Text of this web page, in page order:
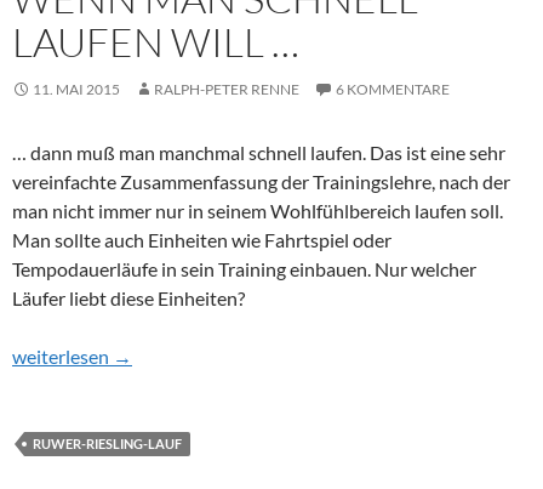
LAUFEN WILL …
11. MAI 2015 RALPH-PETER RENNE 6 KOMMENTARE
… dann muß man manchmal schnell laufen. Das ist eine sehr
vereinfachte Zusammenfassung der Trainingslehre, nach der
man nicht immer nur in seinem Wohlfühlbereich laufen soll.
Man sollte auch Einheiten wie Fahrtspiel oder
Tempodauerläufe in sein Training einbauen. Nur welcher
Läufer liebt diese Einheiten?
Wenn man schnell laufen will …
weiterlesen →
RUWER-RIESLING-LAUF